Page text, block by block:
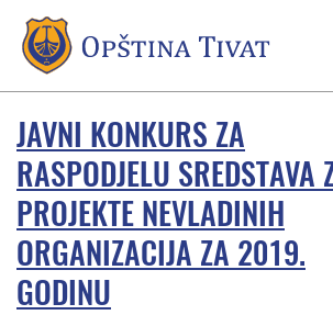
JAVNI KONKURS ZA
RASPODJELU SREDSTAVA
PROJEKTE NEVLADINIH
ORGANIZACIJA ZA 2019.
GODINU